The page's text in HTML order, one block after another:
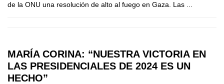
de la ONU una resolución de alto al fuego en Gaza. Las ...
MARÍA CORINA: “NUESTRA VICTORIA EN
LAS PRESIDENCIALES DE 2024 ES UN
HECHO”